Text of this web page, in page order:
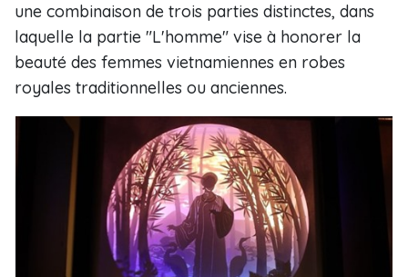
une combinaison de trois parties distinctes, dans
laquelle la partie "L'homme" vise à honorer la
beauté des femmes vietnamiennes en robes
royales traditionnelles ou anciennes.